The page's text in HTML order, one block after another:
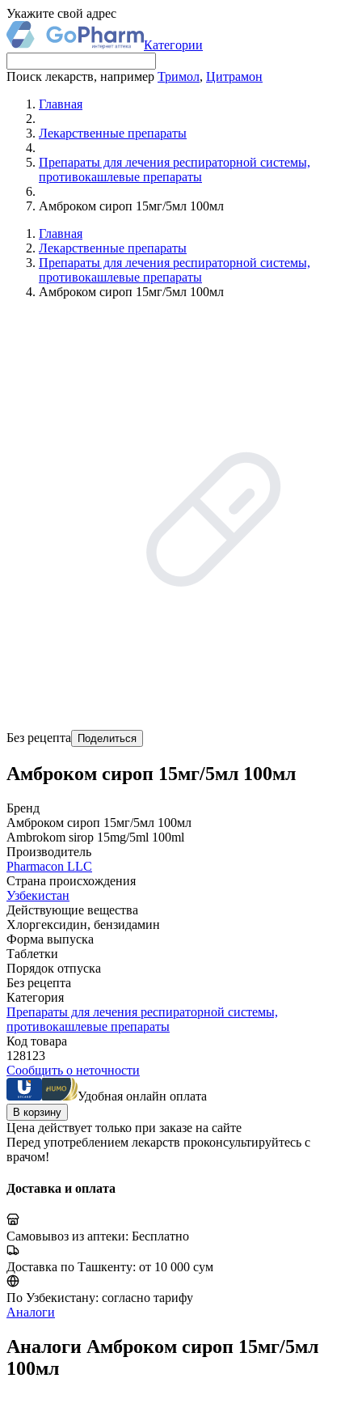
Укажите свой адрес
Категории
Поиск лекарств, например Тримол, Цитрамон
Главная
Лекарственные препараты
Препараты для лечения респираторной системы,
противокашлевые препараты
Амброком сироп 15мг/5мл 100мл
Главная
Лекарственные препараты
Препараты для лечения респираторной системы,
противокашлевые препараты
Амброком сироп 15мг/5мл 100мл
Без рецепта Поделиться
Амброком сироп 15мг/5мл 100мл
Бренд
Амброком сироп 15мг/5мл 100мл
Ambrokom sirop 15mg/5ml 100ml
Производитель
Pharmacon LLC
Страна происхождения
Узбекистан
Действующие вещества
Хлоргексидин, бензидамин
Форма выпуска
Таблетки
Порядок отпуска
Без рецепта
Категория
Препараты для лечения респираторной системы,
противокашлевые препараты
Код товара
128123
Сообщить о неточности
Удобная онлайн оплата
В корзину
Цена действует только при заказе на сайте
Перед употреблением лекарств проконсультируйтесь с
врачом!
Доставка и оплата
Самовывоз из аптеки: Бесплатно
Доставка по Ташкенту: от 10 000 сум
По Узбекистану: согласно тарифу
Аналоги
Аналоги Амброком сироп 15мг/5мл
100мл